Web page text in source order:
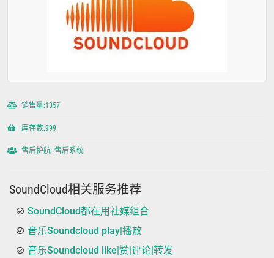
销售量:1357
库存数:999
售后护航: 售后系统
SoundCloud相关服务推荐
SoundCloud都在用社媒组合
音乐Soundcloud play|播放
音乐Soundcloud like|赞|评论|转发